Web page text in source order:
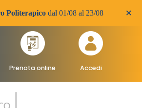
Politerapicodal 01/08 al 23/08 ×
Prenota online Accedi